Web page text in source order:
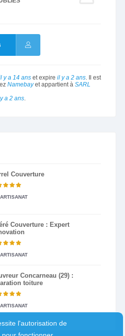
y a 14 anset expire il y a 2 ans. Il est
Namebayet appartient à SARL
a 2 ans.
Couverture
ARTISANAT
Couverture : Expert
ARTISANAT
Concarneau (29) :
toiture
ARTISANAT
l'autorisation de